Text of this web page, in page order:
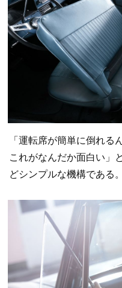
「運転席が簡単に倒れる
これがなんだか面白い」
どシンプルな機構である。